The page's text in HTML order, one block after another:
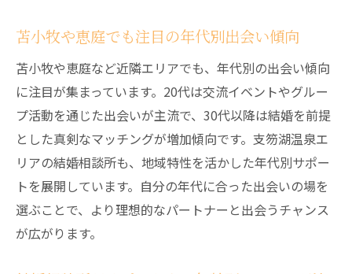
苫小牧や恵庭でも注目の年代別出会い傾向
苫小牧や恵庭など近隣エリアでも、年代別の出会い傾向
に注目が集まっています。20代は交流イベントやグルー
プ活動を通じた出会いが主流で、30代以降は結婚を前提
とした真剣なマッチングが増加傾向です。支笏湖温泉エ
リアの結婚相談所も、地域特性を活かした年代別サポー
トを展開しています。自分の年代に合った出会いの場を
選ぶことで、より理想的なパートナーと出会うチャンス
が広がります。